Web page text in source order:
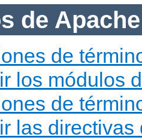
de Apache
de
los módulos
de
las directivas